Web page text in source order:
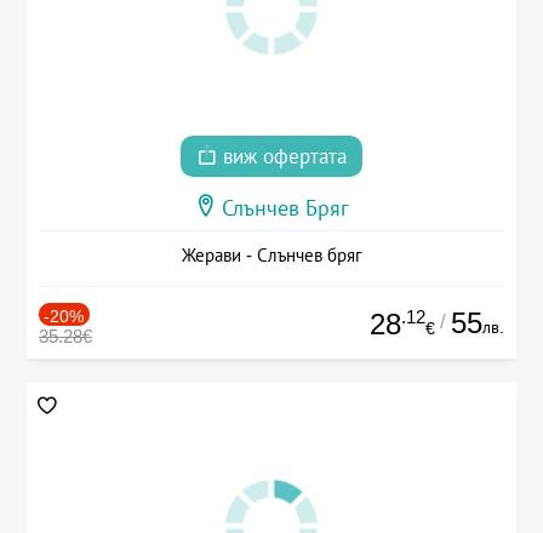
виж офертата
Слънчев Бряг
Жерави - Слънчев бряг
-20%
35.28€ 28.12
€ / 55лв.